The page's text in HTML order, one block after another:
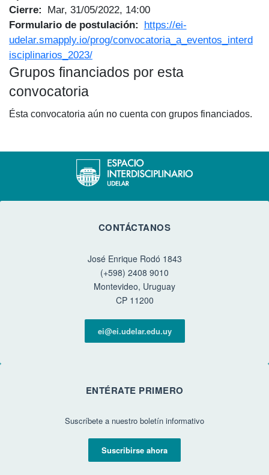
Cierre
Mar, 31/05/2022, 14:00
Formulario de postulación
https://ei-
udelar.smapply.io/prog/convocatoria_a_eventos_interd
isciplinarios_2023/
Grupos financiados por esta
convocatoria
Ésta convocatoria aún no cuenta con grupos financiados.
CONTÁCTANOS
José Enrique Rodó 1843
(+598) 2408 9010
Montevideo, Uruguay
CP 11200
ei@ei.udelar.edu.uy
ENTÉRATE PRIMERO
Suscríbete a nuestro boletín informativo
Suscribirse ahora